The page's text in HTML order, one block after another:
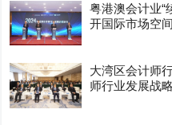
粤港澳会计业“
开国际市场空间
大湾区会计师
师行业发展战